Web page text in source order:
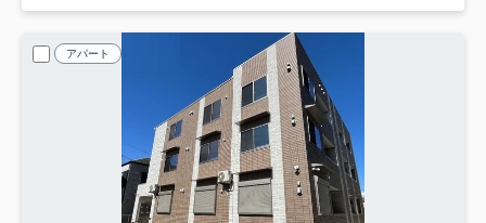
アパート